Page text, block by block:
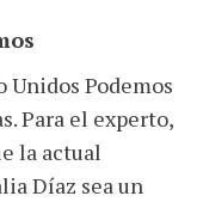
Podemos
Para el experto,
la actual
Díaz sea un